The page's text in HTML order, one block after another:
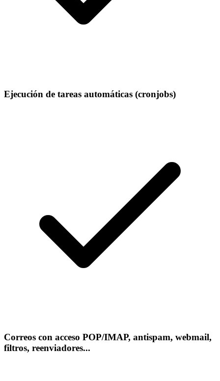
Ejecución de tareas automáticas (cronjobs)
Correos con acceso POP/IMAP, antispam, webmail,
filtros, reenviadores...